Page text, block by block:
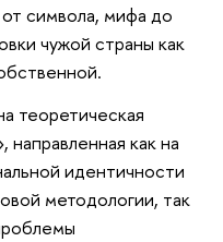
символа, мифа до
чужой страны как
теоретическая
как на
идентичности
методологии, так